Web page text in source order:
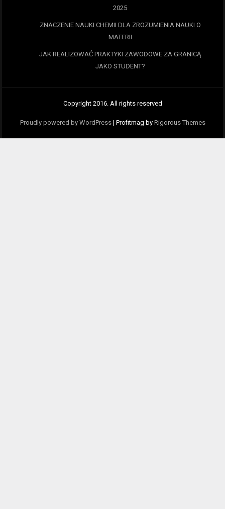
2025
ZNACZENIE NAUKI CHEMII DLA ZROZUMIENIA NAUKI O
MATERII
JAK REALIZOWAĆ PRAKTYKI ZAWODOWE ZA GRANICĄ
JAKO STUDENT?
Copyright 2016. All rights reserved
Proudly powered by WordPress | Profitmag by Rigorous Themes